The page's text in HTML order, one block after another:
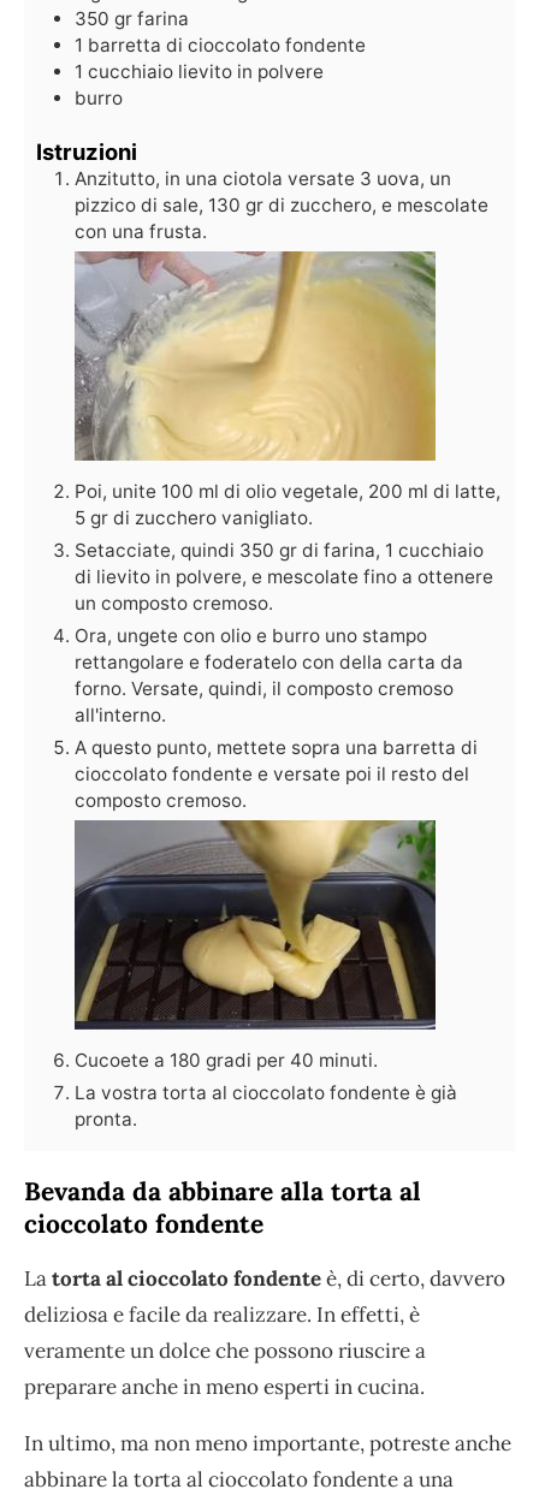
350 gr farina
1 barretta di cioccolato fondente
1 cucchiaio lievito in polvere
burro
Istruzioni
Anzitutto, in una ciotola versate 3 uova, un
pizzico di sale, 130 gr di zucchero, e mescolate
con una frusta.
Poi, unite 100 ml di olio vegetale, 200 ml di latte,
5 gr di zucchero vanigliato.
Setacciate, quindi 350 gr di farina, 1 cucchiaio
di lievito in polvere, e mescolate fino a ottenere
un composto cremoso.
Ora, ungete con olio e burro uno stampo
rettangolare e foderatelo con della carta da
forno. Versate, quindi, il composto cremoso
all'interno.
A questo punto, mettete sopra una barretta di
cioccolato fondente e versate poi il resto del
composto cremoso.
Cucoete a 180 gradi per 40 minuti.
La vostra torta al cioccolato fondente è già
pronta.
Bevanda da abbinare alla torta al
cioccolato fondente
Latorta al cioccolato fondenteè, di certo, davvero
deliziosa e facile da realizzare. In effetti, è
veramente un dolce che possono riuscire a
preparare anche in meno esperti in cucina.
In ultimo, ma non meno importante, potreste anche
abbinare la torta al cioccolato fondente a una